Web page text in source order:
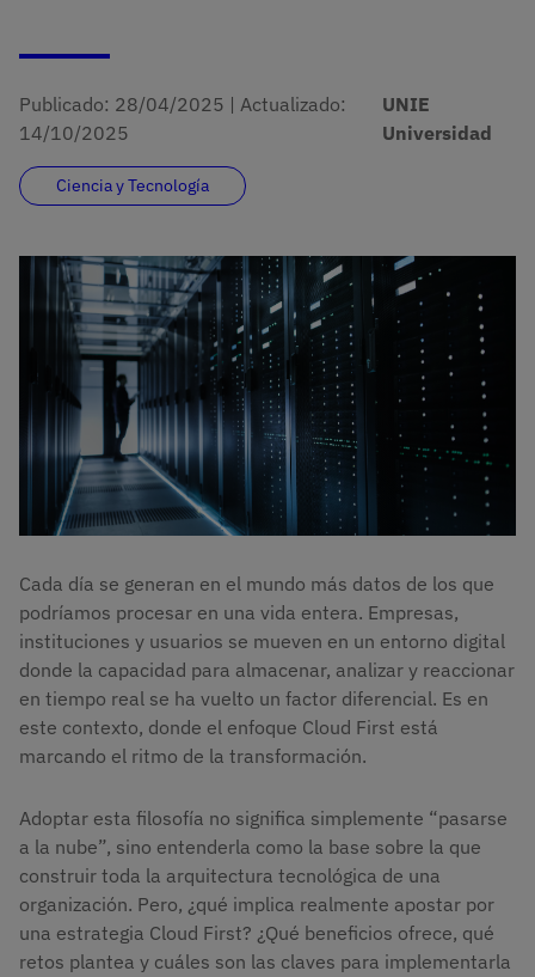
Publicado: 28/04/2025 | Actualizado:
14/10/2025
UNIE
Universidad
Ciencia y Tecnología
Imagen
Cada día se generan en el mundo más datos de los que
podríamos procesar en una vida entera. Empresas,
instituciones y usuarios se mueven en un entorno digital
donde la capacidad para almacenar, analizar y reaccionar
en tiempo real se ha vuelto un factor diferencial. Es en
este contexto, donde el enfoque Cloud First está
marcando el ritmo de la transformación.
Adoptar esta filosofía no significa simplemente “pasarse
a la nube”, sino entenderla como la base sobre la que
construir toda la arquitectura tecnológica de una
organización. Pero, ¿qué implica realmente apostar por
una estrategia Cloud First? ¿Qué beneficios ofrece, qué
retos plantea y cuáles son las claves para implementarla